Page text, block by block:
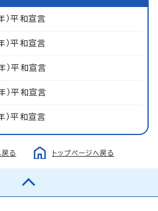
平和宣言
平和宣言
平和宣言
平和宣言
平和宣言
戻る トップページへ戻る